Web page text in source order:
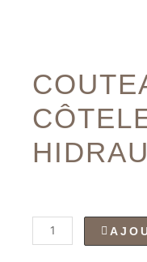
quantité
de